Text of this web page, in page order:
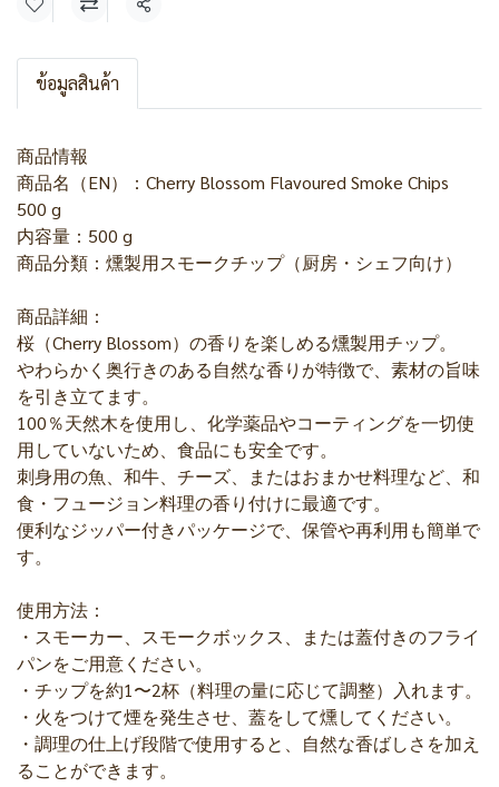
共有
ข้อมูลสินค้า
商品情報
商品名（EN）：Cherry Blossom Flavoured Smoke Chips
500 g
内容量：500 g
商品分類：燻製用スモークチップ（厨房・シェフ向け）
商品詳細：
桜（Cherry Blossom）の香りを楽しめる燻製用チップ。
やわらかく奥行きのある自然な香りが特徴で、素材の旨味
を引き立てます。
100％天然木を使用し、化学薬品やコーティングを一切使
用していないため、食品にも安全です。
刺身用の魚、和牛、チーズ、またはおまかせ料理など、和
食・フュージョン料理の香り付けに最適です。
便利なジッパー付きパッケージで、保管や再利用も簡単で
す。
使用方法：
・スモーカー、スモークボックス、または蓋付きのフライ
パンをご用意ください。
・チップを約1〜2杯（料理の量に応じて調整）入れます。
・火をつけて煙を発生させ、蓋をして燻してください。
・調理の仕上げ段階で使用すると、自然な香ばしさを加え
ることができます。